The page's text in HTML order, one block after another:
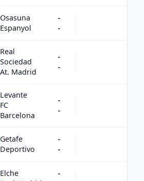
Osasuna
Espanyol
-
-
Real
Sociedad
At. Madrid
-
-
Levante
FC
Barcelona
-
-
Getafe
Deportivo
-
-
Elche
-